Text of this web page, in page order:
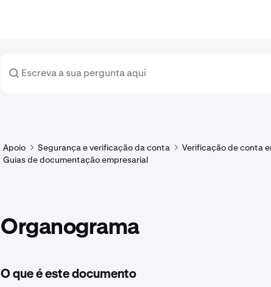
Apoio Segurança e verificação da conta
Verificação de conta
Guias de documentação empresarial
Organograma
O que é este documento